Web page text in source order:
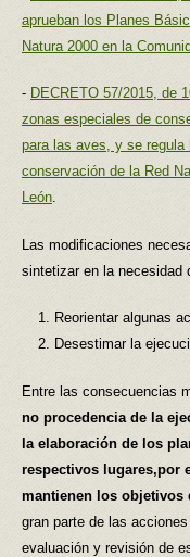
aprueban los Planes
Natura 2000 en la
- DECRETO 57/2015, de
zonas especiales de
para las aves, y se
conservación de la Red
León.
Las modificaciones
sintetizar en la necesidad
Reorientar algunas
Desestimar la
Entre las consecuencias
no procedencia de la
la elaboración de los
respectivos lugares,por
mantienen los objetivos
gran parte de las
evaluación y revisión de